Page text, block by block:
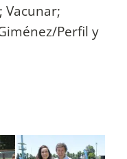
Vacunar;
Perfil y